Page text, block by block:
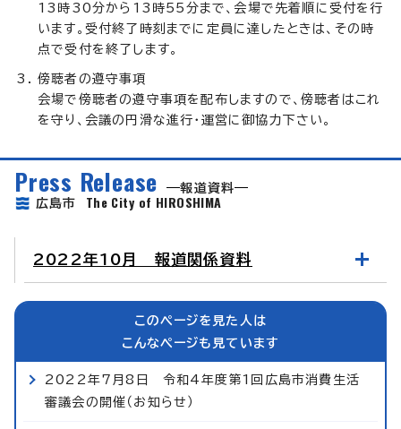
13時30分から13時55分まで、会場で先着順に受付を行
います。受付終了時刻までに定員に達したときは、その時
点で受付を終了します。
傍聴者の遵守事項
会場で傍聴者の遵守事項を配布しますので、傍聴者はこれ
を守り、会議の円滑な進行・運営に御協力下さい。
Press Release
報道資料
広島市 The City of HIROSHIMA
2022年10月 報道関係資料
このページを見た人は
こんなページも見ています
2022年7月8日 令和4年度第1回広島市消費生活
審議会の開催（お知らせ）